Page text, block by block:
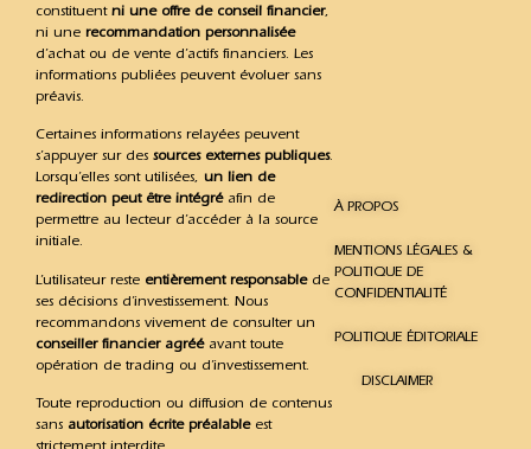
constituent ni une offre de conseil financier,
ni une recommandation personnalisée
d’achat ou de vente d’actifs financiers. Les
informations publiées peuvent évoluer sans
préavis.
Certaines informations relayées peuvent
s’appuyer sur des sources externes publiques.
Lorsqu’elles sont utilisées, un lien de
redirection peut être intégréafin de
permettre au lecteur d’accéder à la source
initiale.
L’utilisateur reste entièrement responsablede
ses décisions d’investissement. Nous
recommandons vivement de consulter un
conseiller financier agrééavant toute
opération de trading ou d’investissement.
Toute reproduction ou diffusion de contenus
sans autorisation écrite préalableest
À PROPOS
MENTIONS LÉGALES &
POLITIQUE DE
CONFIDENTIALITÉ
POLITIQUE ÉDITORIALE
DISCLAIMER